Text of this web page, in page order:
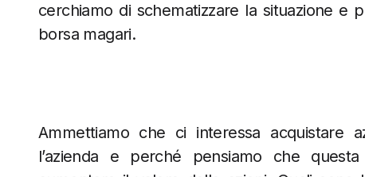
cerchiamo di schematizzare la situazione e
borsa magari.
Ammettiamo che ci interessa acquistare
l’azienda e perché pensiamo che